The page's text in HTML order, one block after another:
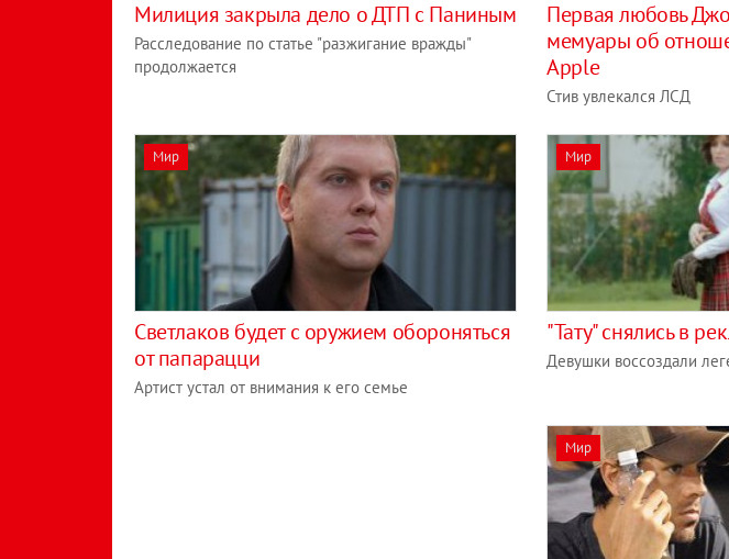
Милиция закрыла дело о ДТП с Паниным
Расследование по статье "разжигание вражды"
продолжается
Первая любовь
мемуары об
Apple
Стив увлекался ЛСД
Мир
Светлаков будет с оружием обороняться
от папарацци
Артист устал от внимания к его семье
Мир
"Тату" снялись в
Девушки воссоздали
Мир